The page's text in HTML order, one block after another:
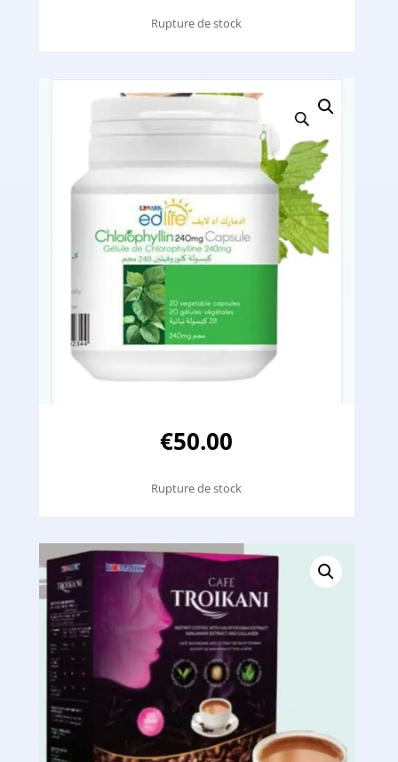
Rupture de stock
€50.00
Rupture de stock